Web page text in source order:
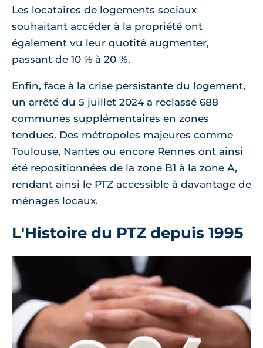
Les locataires de logements sociaux
souhaitant accéder à la propriété ont
également vu leur quotité augmenter,
passant de 10 % à 20 %.
Enfin, face à la crise persistante du logement,
un arrêté du 5 juillet 2024 a reclassé 688
communes supplémentaires en zones
tendues. Des métropoles majeures comme
Toulouse, Nantes ou encore Rennes ont ainsi
été repositionnées de la zone B1 à la zone A,
rendant ainsi le PTZ accessible à davantage de
ménages locaux.
L'Histoire du PTZ depuis 1995